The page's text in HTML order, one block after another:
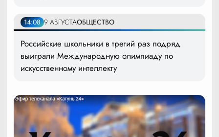
14:08 9 АВГУСТАОБЩЕСТВО
Российские школьники в третий раз подряд
выиграли Международную олимпиаду по
искусственному интеллекту